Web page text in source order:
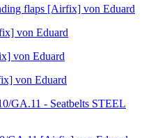
flaps [Airfix] von Eduard
von Eduard
von Eduard
von Eduard
GA.11 - Seatbelts STEEL